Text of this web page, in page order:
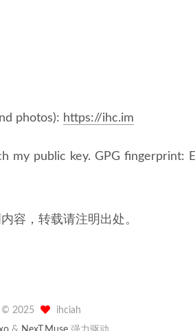
photos): https://ihc.im
my public key. GPG fingerprint:
容，转载请注明出处。
© 2025
ihciah